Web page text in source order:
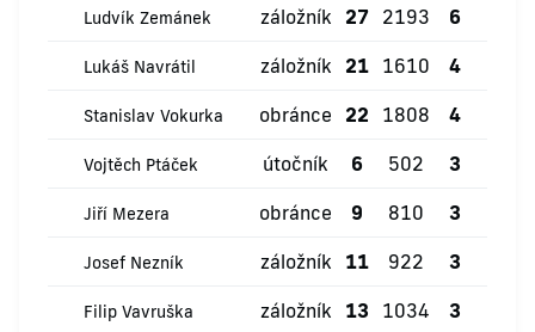
Ludvík Zemánek záložník 27 2193 6
Lukáš Navrátil záložník 21 1610 4
Stanislav Vokurka obránce 22 1808 4
Vojtěch Ptáček útočník 6 502 3
Jiří Mezera obránce 9 810 3
Josef Nezník záložník 11 922 3
Filip Vavruška záložník 13 1034 3